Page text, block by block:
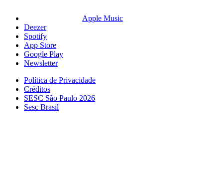
Apple Music
Deezer
Spotify
App Store
Google Play
Newsletter
Política de Privacidade
Créditos
SESC São Paulo 2026
Sesc Brasil